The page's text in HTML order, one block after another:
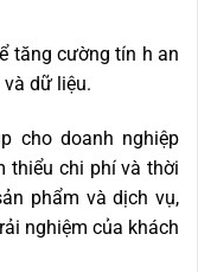
tăng cường tín h an
dữ liệu.
cho doanh nghiệp
thiểu chi phí và thời
phẩm và dịch vụ,
nghiệm của khách